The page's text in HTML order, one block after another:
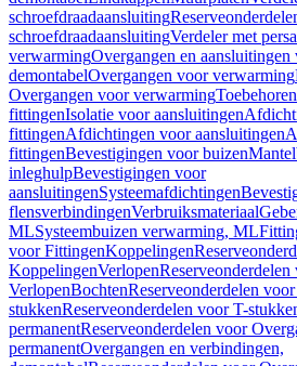
schroefdraadaansluiting
schroefdraadaansluitingVerdeler met
verwarmingOvergangen en
demontabelOvergangen voor verwarming
Overgangen voor verwarmingToebehoren
fittingenIsolatie voor aansluitingen
fittingenAfdichtingen voor aansluitingen
fittingenBevestigingen voor buizen
inleghulpBevestigingen voor
aansluitingenSysteemafdichtingen
flensverbindingenVerbruiksmateriaal
MLSysteembuizen verwarming, ML
voor FittingenKoppelingen
KoppelingenVerlopenReserveonderdelen
VerlopenBochtenReserveonderdelen
stukkenReserveonderdelen voor T-
permanentReserveonderdelen voor
permanentOvergangen en verbindingen,